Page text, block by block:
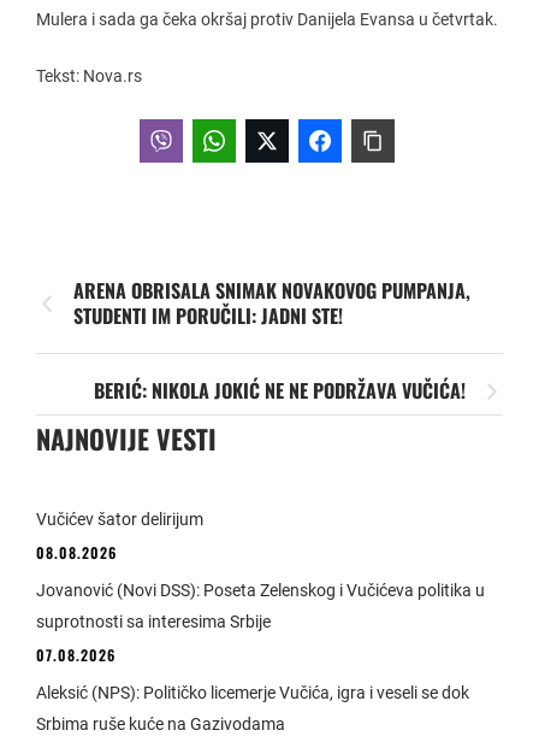
Mulera i sada ga čeka okršaj protiv Danijela Evansa u četvrtak.
Tekst: Nova.rs
ARENA OBRISALA SNIMAK NOVAKOVOG PUMPANJA,
STUDENTI IM PORUČILI: JADNI STE!
BERIĆ: NIKOLA JOKIĆ NE NE PODRŽAVA VUČIĆA!
NAJNOVIJE VESTI
Vučićev šator delirijum
08.08.2026
Jovanović (Novi DSS): Poseta Zelenskog i Vučićeva politika u
suprotnosti sa interesima Srbije
07.08.2026
Aleksić (NPS): Političko licemerje Vučića, igra i veseli se dok
Srbima ruše kuće na Gazivodama